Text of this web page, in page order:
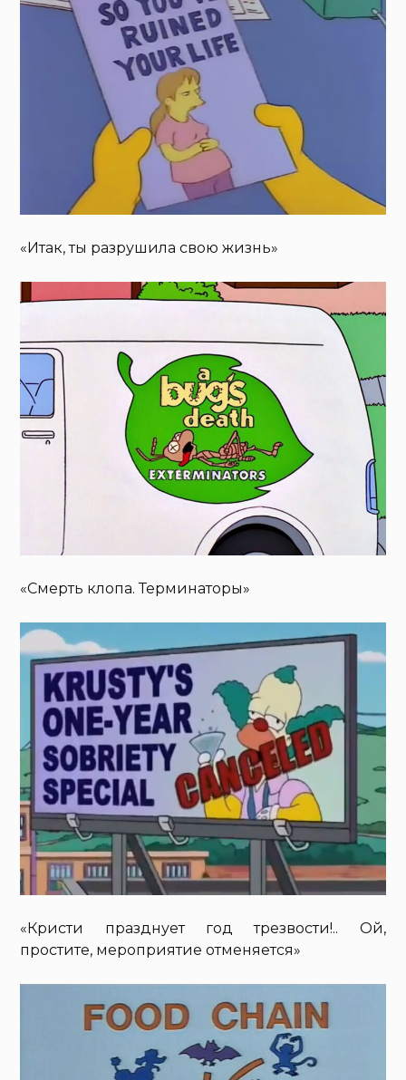
«Итак, ты разрушила свою жизнь»
«Смерть клопа. Терминаторы»
«Кристи празднует год трезвости!.. Ой,
простите, мероприятие отменяется»